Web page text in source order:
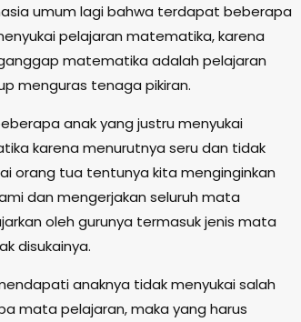
umum lagi bahwa terdapat beberapa
pelajaran matematika, karena
matematika adalah pelajaran
menguras tenaga pikiran.
anak yang justru menyukai
karena menurutnya seru dan tidak
orang tua tentunya kita menginginkan
dan mengerjakan seluruh mata
oleh gurunya termasuk jenis mata
disukainya.
anaknya tidak menyukai salah
mata pelajaran, maka yang harus